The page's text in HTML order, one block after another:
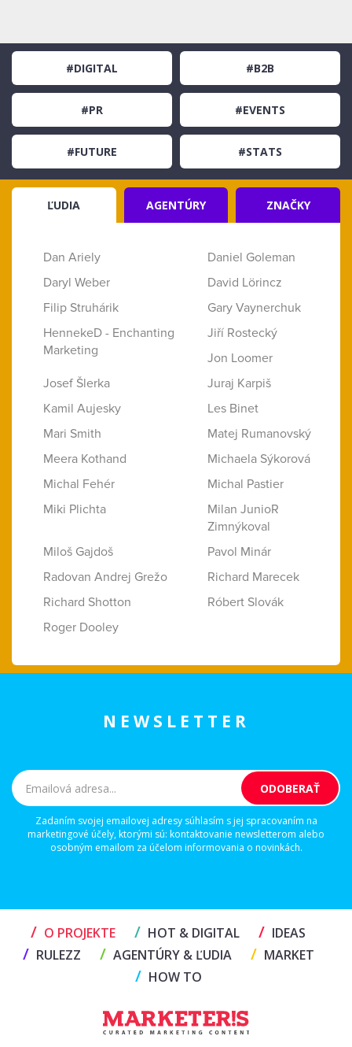
#DIGITAL #B2B
#PR #EVENTS
#FUTURE #STATS
ĽUDIA AGENTÚRY ZNAČKY
Dan Ariely
Daniel Goleman
Daryl Weber
David Lörincz
Filip Struhárik
Gary Vaynerchuk
HennekeD - Enchanting
Marketing
Jiří Rostecký
Jon Loomer
Josef Šlerka
Juraj Karpiš
Kamil Aujesky
Les Binet
Mari Smith
Matej Rumanovský
Meera Kothand
Michaela Sýkorová
Michal Fehér
Michal Pastier
Miki Plichta
Milan JunioR
Zimnýkoval
Miloš Gajdoš
Pavol Minár
Radovan Andrej Grežo
Richard Marecek
Richard Shotton
Róbert Slovák
Roger Dooley
NEWSLETTER
Zadaním svojej emailovej adresy súhlasím s jej spracovaním na
marketingové účely, ktorými sú: kontaktovanie newsletterom alebo
osobným emailom za účelom informovania o novinkách.
/ O PROJEKTE / HOT & DIGITAL / IDEAS
/ RULEZZ / AGENTÚRY & ĽUDIA / MARKET
/ HOW TO